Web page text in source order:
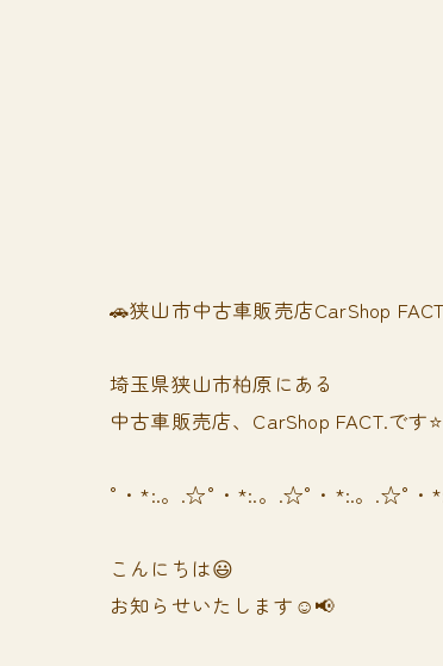
🚗狭山市中古車販売店CarShop
埼玉県狭山市柏原にある
中古車販売店、CarShop FACT.です⭐️
°・*:.。.☆°・*:.。.☆°・*:.。.☆°
こんにちは😃
お知らせいたします☺️📢